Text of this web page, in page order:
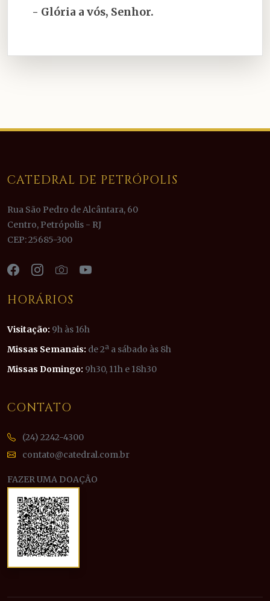
- Glória a vós, Senhor.
CATEDRAL DE PETRÓPOLIS
Rua São Pedro de Alcântara, 60
Centro, Petrópolis - RJ
CEP: 25685-300
HORÁRIOS
Visitação: 9h às 16h
Missas Semanais: de 2ª a sábado às 8h
Missas Domingo: 9h30, 11h e 18h30
CONTATO
(24) 2242-4300
contato@catedral.com.br
FAZER UMA DOAÇÃO